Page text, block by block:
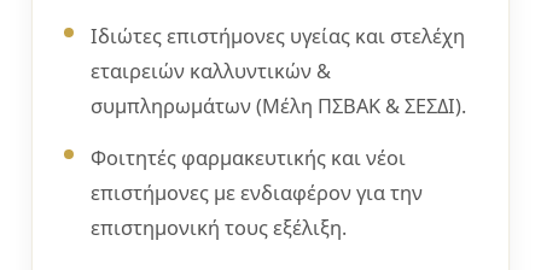
Ιδιώτες επιστήμονες υγείας και στελέχη
εταιρειών καλλυντικών &
συμπληρωμάτων (Μέλη ΠΣΒΑΚ & ΣΕΣΔΙ).
Φοιτητές φαρμακευτικής και νέοι
επιστήμονες με ενδιαφέρον για την
επιστημονική τους εξέλιξη.